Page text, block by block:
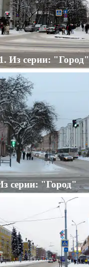
Из серии: "Город"
серии: "Город"